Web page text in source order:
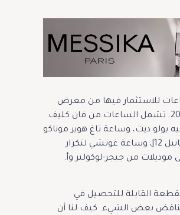
للاستثمار فيها من معرض
ساعات وعجائب 2024. تشمل الساعات من فان كليف
بولو ديت، وساعة تاغ هوير موناكو
المعقدة، وساعة شانيل J12، وساعة غوتشي لتكرار
موديلات من جيجر-لوكولتر وأ.
القابلة للتحصيل في
بعض الشيء. كيف لنا أن